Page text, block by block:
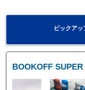
ピックア
BOOKOFF